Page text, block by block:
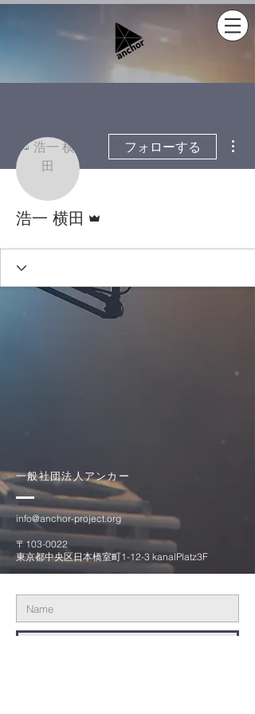
フォローする
浩一 横田
一般社団法人アンカー
info@anchor-project.org
〒103-0022
東京都中央区日本橋室町1-12-3 kanalPlatz3F